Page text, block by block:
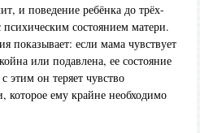
и поведение ребёнка до трёх-
состоянием матери.
показывает: если мама чувствует
или подавлена, ее состояние
этим он теряет чувство
которое ему крайне необходимо